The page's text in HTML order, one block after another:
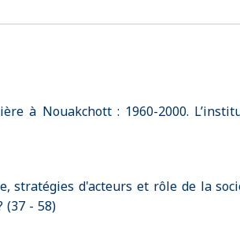
à Nouakchott : 1960-2000.
stratégies d'acteurs et rôle de la
- 58)